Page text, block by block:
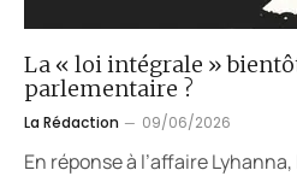
La « loi intégrale »
parlementaire ?
La Rédaction 09/06/2026
En réponse à l’affaire